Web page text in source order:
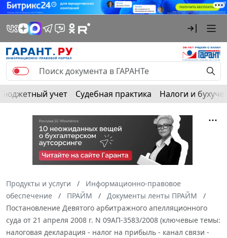
Бюджетный учет Судебная практика Налоги и
Продукты и услуги
Информационно-правовое
обеспечение
ПРАЙМ
Документы ленты ПРАЙМ
Постановление Девятого арбитражного апелляционного
суда от 21 апреля 2008 г. N 09АП-3583/2008 (ключевые темы:
налоговая декларация - налог на прибыль - канал связи -